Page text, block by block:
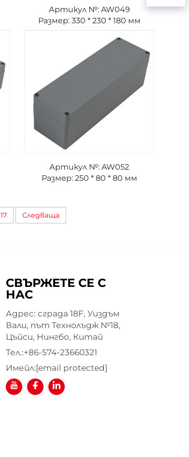
Артикул №: AW049
Размер: 330 * 230 * 180 мм
Артикул №: AW052
Размер: 250 * 80 * 80 мм
17 Следваща
СВЪРЖЕТЕ СЕ С
НАС
Адрес: сграда 18F, Уиздъм
Вали, път Технолъдж №18,
Цъйси, Нингбо, Китай
Тел.:+86-574-23660321
Имейл:[email protected]